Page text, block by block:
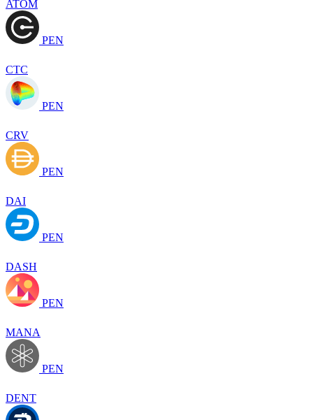
ATOM
PEN
CTC
PEN
CRV
PEN
DAI
PEN
DASH
PEN
MANA
PEN
DENT